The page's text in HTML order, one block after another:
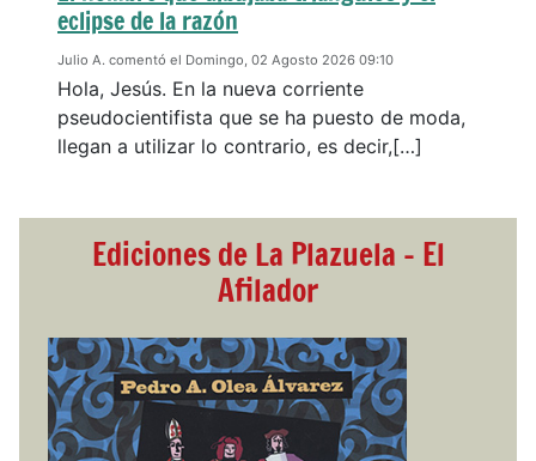
eclipse de la razón
Julio A. comentó el Domingo, 02 Agosto 2026 09:10
Hola, Jesús. En la nueva corriente
pseudocientifista que se ha puesto de moda,
llegan a utilizar lo contrario, es decir,[…]
Ediciones de La Plazuela - El
Afilador